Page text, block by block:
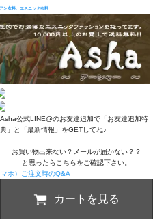
ン衣料、エスニック衣料
Asha公式LINE@のお友達追加で「お友達追加特
典」と「最新情報」をGETしてね♪
お買い物出来ない？メールが届かない？？
と思ったらこちらをご確認下さい。
ホ）ご注文時のQ&A
カートを見る